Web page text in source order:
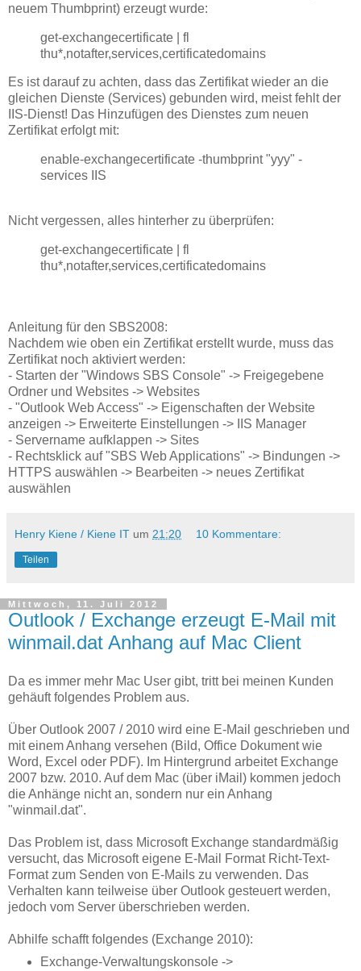
neuem Thumbprint) erzeugt wurde:
get-exchangecertificate | fl
thu*,notafter,services,certificatedomains
Es ist darauf zu achten, dass das Zertifikat wieder an die
gleichen Dienste (Services) gebunden wird, meist fehlt der
IIS-Dienst! Das Hinzufügen des Dienstes zum neuen
Zertifikat erfolgt mit:
enable-exchangecertificate -thumbprint "yyy" -
services IIS
Nicht vergessen, alles hinterher zu überprüfen:
get-exchangecertificate | fl
thu*,notafter,services,certificatedomains
Anleitung für den SBS2008:
Nachdem wie oben ein Zertifikat erstellt wurde, muss das
Zertifikat noch aktiviert werden:
- Starten der "Windows SBS Console" -> Freigegebene
Ordner und Websites -> Websites
- "Outlook Web Access" -> Eigenschaften der Website
anzeigen -> Erweiterte Einstellungen -> IIS Manager
- Servername aufklappen -> Sites
- Rechtsklick auf "SBS Web Applications" -> Bindungen ->
HTTPS auswählen -> Bearbeiten -> neues Zertifikat
auswählen
Henry Kiene / Kiene IT um 21:20 10 Kommentare:
Teilen
Mittwoch, 11. Juli 2012
Outlook / Exchange erzeugt E-Mail mit
winmail.dat Anhang auf Mac Client
Da es immer mehr Mac User gibt, tritt bei meinen Kunden
gehäuft folgendes Problem aus.
Über Outlook 2007 / 2010 wird eine E-Mail geschrieben und
mit einem Anhang versehen (Bild, Office Dokument wie
Word, Excel oder PDF). Im Hintergrund arbeitet Exchange
2007 bzw. 2010. Auf dem Mac (über iMail) kommen jedoch
die Anhänge nicht an, sondern nur ein Anhang
"winmail.dat".
Das Problem ist, dass Microsoft Exchange standardmäßig
versucht, das Microsoft eigene E-Mail Format Richt-Text-
Format zum Senden von E-Mails zu verwenden. Das
Verhalten kann teilweise über Outlook gesteuert werden,
jedoch vom Server überschrieben werden.
Abhilfe schafft folgendes (Exchange 2010):
Exchange-Verwaltungskonsole ->